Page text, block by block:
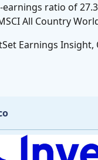
earnings ratio of
All Country
Earnings Insight,